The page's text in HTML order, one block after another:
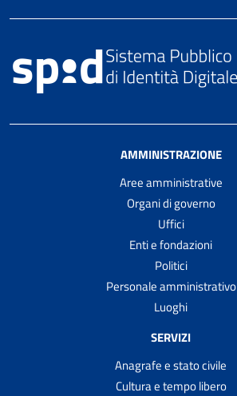
AMMINISTRAZIONE
Aree amministrative
Organi di governo
Uffici
Enti e fondazioni
Politici
Personale amministrativo
Luoghi
SERVIZI
Anagrafe e stato civile
Cultura e tempo libero